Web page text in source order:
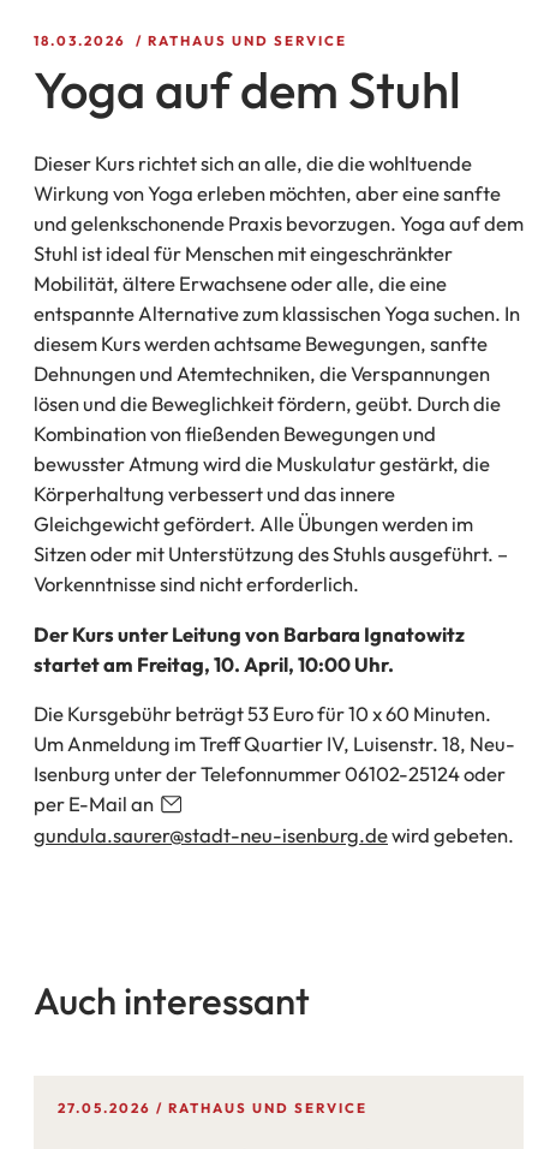
18.03.2026 RATHAUS UND SERVICE
Yoga auf dem Stuhl
Dieser Kurs richtet sich an alle, die die wohltuende
Wirkung von Yoga erleben möchten, aber eine sanfte
und gelenkschonende Praxis bevorzugen. Yoga auf dem
Stuhl ist ideal für Menschen mit eingeschränkter
Mobilität, ältere Erwachsene oder alle, die eine
entspannte Alternative zum klassischen Yoga suchen. In
diesem Kurs werden achtsame Bewegungen, sanfte
Dehnungen und Atemtechniken, die Verspannungen
lösen und die Beweglichkeit fördern, geübt. Durch die
Kombination von fließenden Bewegungen und
bewusster Atmung wird die Muskulatur gestärkt, die
Körperhaltung verbessert und das innere
Gleichgewicht gefördert. Alle Übungen werden im
Sitzen oder mit Unterstützung des Stuhls ausgeführt. –
Vorkenntnisse sind nicht erforderlich.
Der Kurs unter Leitung von Barbara Ignatowitz
startet am Freitag, 10. April, 10:00 Uhr.
Die Kursgebühr beträgt 53 Euro für 10 x 60 Minuten.
Um Anmeldung im Treff Quartier IV, Luisenstr. 18, Neu-
Isenburg unter der Telefonnummer 06102-25124 oder
per E-Mail an
gundula.saurer stadt-neu-isenburg dewird gebeten.
Auch interessant
27.05.2026 RATHAUS UND SERVICE